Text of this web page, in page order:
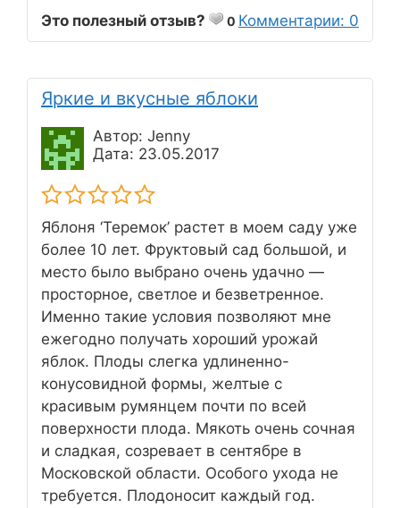
Это полезный отзыв?
0 Комментарии: 0
Яркие и вкусные яблоки
Автор: Jenny
Дата: 23.05.2017
Яблоня ‘Теремок’ растет в моем саду уже
более 10 лет. Фруктовый сад большой, и
место было выбрано очень удачно —
просторное, светлое и безветренное.
Именно такие условия позволяют мне
ежегодно получать хороший урожай
яблок. Плоды слегка удлиненно-
конусовидной формы, желтые с
красивым румянцем почти по всей
поверхности плода. Мякоть очень сочная
и сладкая, созревает в сентябре в
Московской области. Особого ухода не
требуется. Плодоносит каждый год.